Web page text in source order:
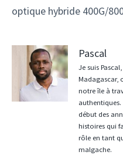
optique hybride 400G/
Pascal
Je suis
Madagascar,
notre île à
début des
histoires qui
rôle en tant
malgache.